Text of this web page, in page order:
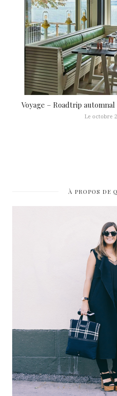
Voyage – Roadtrip
Le octobre
À PROPOS DE